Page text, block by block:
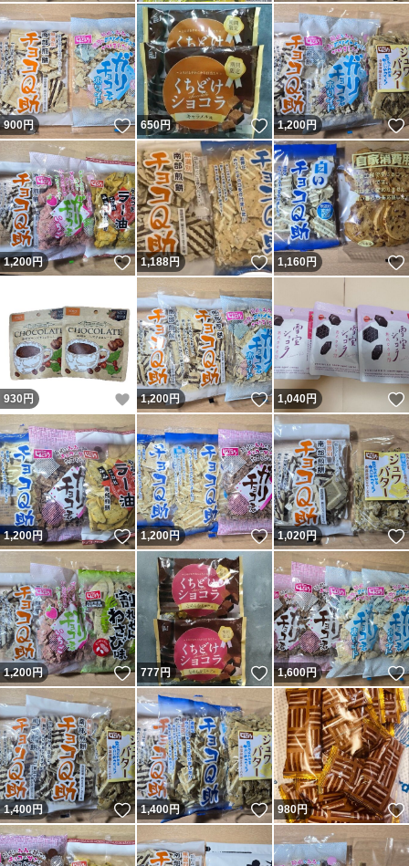
900円 いいね！
650円 いいね！
1,200円
1,200円 いいね！
1,188円 いいね！
1,160円
930 円 いいね！
1,200円 いいね！
1,040円
1,200円 いいね！
1,200円 いいね！
1,020円
1,200円 いいね！
777円 いいね！
1,600円
1,400円 いいね！
1,400円 いいね！
980円